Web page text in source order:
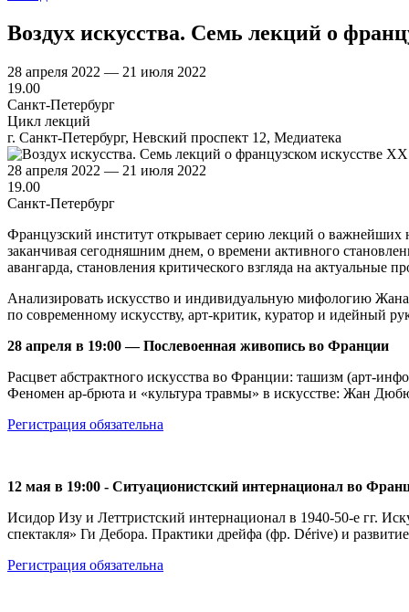
Воздух искусства. Семь лекций о
28 апреля 2022 — 21 июля 2022
19.00
Санкт-Петербург
Цикл лекций
г. Санкт-Петербург, Невский проспект 12, Медиатека
28 апреля 2022 — 21 июля 2022
19.00
Санкт-Петербург
Французский институт открывает серию лекций о важнейших
заканчивая сегодняшним днем, о времени активного
авангарда, становления критического взгляда на актуальные
Анализировать искусство и индивидуальную мифологию
по современному искусству, арт-критик, куратор и идейный
28 апреля в 19:00 — Послевоенная живопись во Франции
Расцвет абстрактного искусства во Франции: ташизм (арт-
Феномен ар-брюта и «культура травмы» в искусстве: Жан
Регистрация обязательна
12 мая в 19:00 - Ситуационистский интернационал во
Исидор Изу и Леттристский интернационал в 1940-50-е гг.
спектакля» Ги Дебора. Практики дрейфа (фр. Dérive) и
Регистрация обязательна